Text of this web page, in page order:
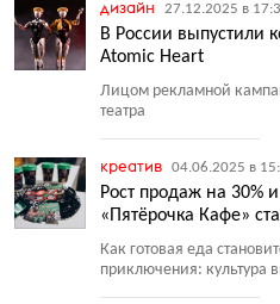
дизайн 27.12.2025 в
В России выпустили
Atomic Heart
Лицом рекламной
театра
креатив 04.06.2025 в
Рост продаж на 30%
«Пятёрочка Кафе»
Как готовая еда
приключения: культура